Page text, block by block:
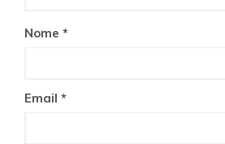
Nome *
Email *